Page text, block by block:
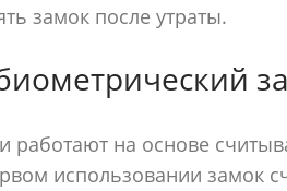
замок после утраты.
работают на основе
использовании замок